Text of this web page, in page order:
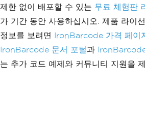
제한 없이 배포할 수 있는 무료 체험판
가 기간 동안 사용하십시오. 제품 라이
정보를 보려면 IronBarcode 가격 페이
IronBarcode 문서 포털과
는 추가 코드 예제와 커뮤니티 지원을